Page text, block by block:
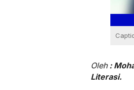
Oleh:
Literasi.